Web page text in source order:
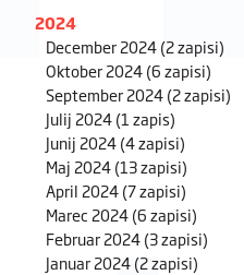
2024
December 2024(2 zapisi)
Oktober 2024(6 zapisi)
September 2024(2 zapisi)
Julij 2024(1 zapis)
Junij 2024(4 zapisi)
Maj 2024(13 zapisi)
April 2024(7 zapisi)
Marec 2024(6 zapisi)
Februar 2024(3 zapisi)
Januar 2024(2 zapisi)